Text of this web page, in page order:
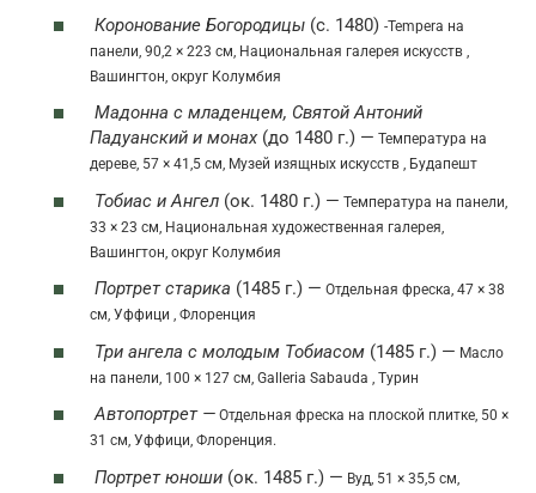
Коронование Богородицы (с. 1480) -Tempera на
панели, 90,2 × 223 см, Национальная галерея искусств ,
Вашингтон, округ Колумбия
Мадонна с младенцем, Святой Антоний
Падуанский и монах (до 1480 г.) — Температура на
дереве, 57 × 41,5 см, Музей изящных искусств , Будапешт
Тобиас и Ангел (ок. 1480 г.) — Температура на панели,
33 × 23 см, Национальная художественная галерея,
Вашингтон, округ Колумбия
Портрет старика (1485 г.) — Отдельная фреска, 47 × 38
см, Уффици , Флоренция
Три ангела с молодым Тобиасом (1485 г.) — Масло
на панели, 100 × 127 см, Galleria Sabauda , Турин
Автопортрет — Отдельная фреска на плоской плитке, 50 ×
31 см, Уффици, Флоренция.
Портрет юноши (ок. 1485 г.) — Вуд, 51 × 35,5 см,